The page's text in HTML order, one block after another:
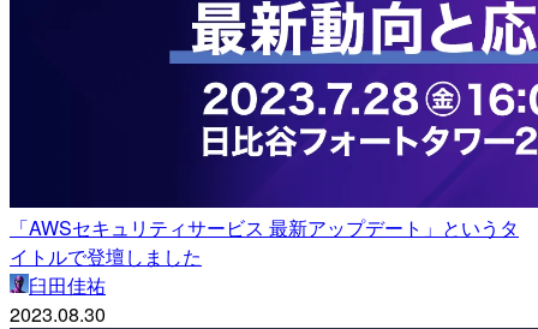
「AWSセキュリティサービス 最新アップデート」というタ
イトルで登壇しました
臼田佳祐
2023.08.30